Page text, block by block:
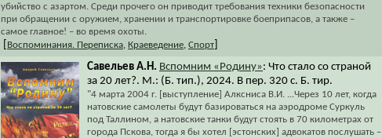
убийство с азартом. Среди прочего он приводит требования техники безопасности
при обращении с оружием, хранении и транспортировке боеприпасов, а также –
самое главное! – во время охоты.
Воспоминания. Переписка Краеведение Спорт
Савельев А.Н. Вспомним «Родину»: Что стало со страной
за 20 лет?. М.: (Б. тип.), 2024. В пер. 320 с. Б. тир.
"4 марта 2004 г. [выступление] Алксниса В.И. ...Через 10 лет, когда
натовские самолеты будут базироваться на аэродроме Суркуль
под Таллином, а натовские танки будут стоять в 70 километрах от
города Пскова, тогда я бы хотел [эстонских] адвокатов послушать –